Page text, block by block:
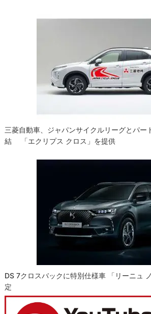
三菱自動車、ジャパンサイクルリーグとパー
結 「エクリプス クロス」を提供
DS 7クロスバックに特別仕様車 「リーニュ
定